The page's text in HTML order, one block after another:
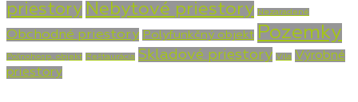
priestory Nebytové priestory Nezaradené
Obchodné priestory Polyfunkčný objekt Pozemky
Poľnohosp. objekt Reštaurácia Skladové priestory Vila Výrobné
priestory